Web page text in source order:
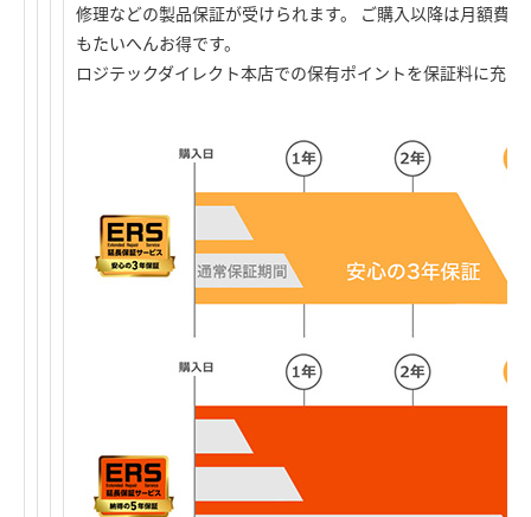
修理などの製品保証が受けられます。 ご購入以降は月額費
もたいへんお得です。
ロジテックダイレクト本店での保有ポイントを保証料に充当